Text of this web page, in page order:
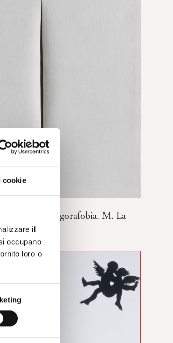
cookie
il
occupano
loro o
ed interni nell’agorafobia. M. La